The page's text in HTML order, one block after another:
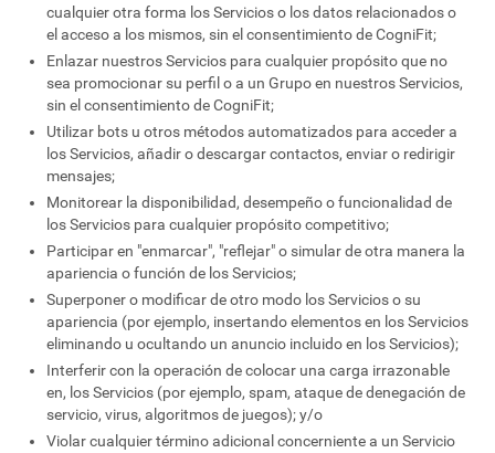
cualquier otra forma los Servicios o los datos relacionados o
el acceso a los mismos, sin el consentimiento de CogniFit;
Enlazar nuestros Servicios para cualquier propósito que no
sea promocionar su perfil o a un Grupo en nuestros Servicios,
sin el consentimiento de CogniFit;
Utilizar bots u otros métodos automatizados para acceder a
los Servicios, añadir o descargar contactos, enviar o redirigir
mensajes;
Monitorear la disponibilidad, desempeño o funcionalidad de
los Servicios para cualquier propósito competitivo;
Participar en "enmarcar", "reflejar" o simular de otra manera la
apariencia o función de los Servicios;
Superponer o modificar de otro modo los Servicios o su
apariencia (por ejemplo, insertando elementos en los Servicios
eliminando u ocultando un anuncio incluido en los Servicios);
Interferir con la operación de colocar una carga irrazonable
en, los Servicios (por ejemplo, spam, ataque de denegación de
servicio, virus, algoritmos de juegos); y/o
Violar cualquier término adicional concerniente a un Servicio